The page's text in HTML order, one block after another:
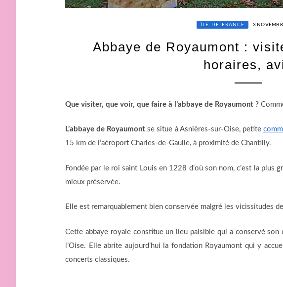
ÎLE-DE-FRANCE 3
Abbaye de Royaumont :
horaires,
Que visiter, que voir, que faire à l’abbaye de Royaumont ?
L’abbaye de Royaumont se situe à Asnières-sur-Oise, petite
15 km de l’aéroport Charles-de-Gaulle, à proximité de Chantilly.
Fondée par le roi saint Louis en 1228 d’où son nom, c’est la plus
mieux préservée.
Elle est remarquablement bien conservée malgré les vicissitudes
Cette abbaye royale constitue un lieu paisible qui a conservé son
l’Oise. Elle abrite aujourd’hui la fondation Royaumont qui y
concerts classiques.